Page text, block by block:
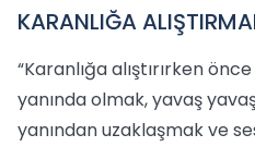
KARANLIĞA
“Karanlığa alıştırırken
yanında olmak, yavaş
yanından uzaklaşmak ve